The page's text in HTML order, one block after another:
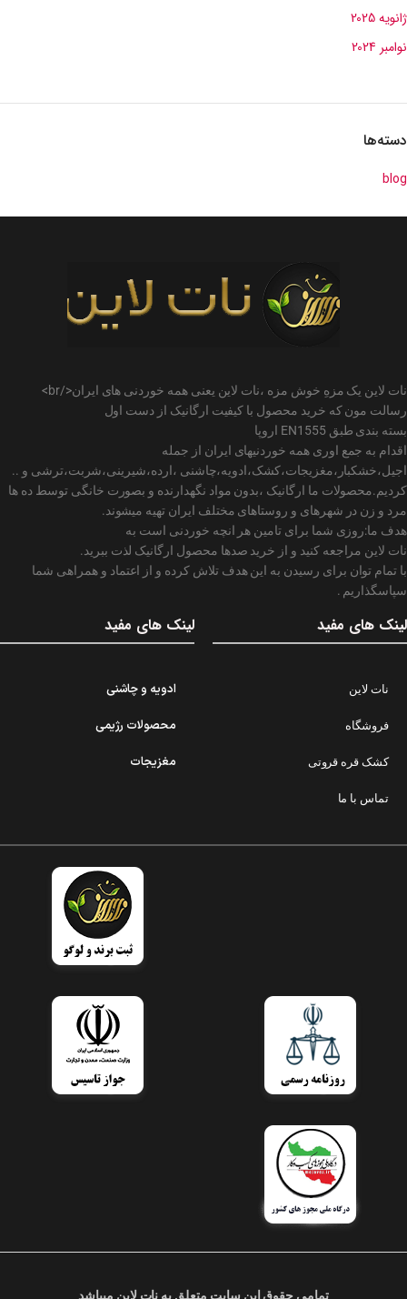
ژانویه 2025
نوامبر 2024
دسته‌ها
blog
نات لاین یک مزهِ خوش مزه ،نات لاین یعنی همه خوردنی های ایران</br>
رسالت مون که خرید محصول با کیفیت ارگانیک از دست اول
بسته بندی طبق EN1555 اروپا
اقدام به جمع اوری همه خوردنیهای ایران از جمله
اجیل،خشکبار،مغزیجات،کشک،ادویه،چاشنی ،ارده،شیرینی،شربت،ترشی و ..
کردیم.محصولات ما ارگانیک ،بدون مواد نگهدارنده و بصورت خانگی توسط ده ها
مرد و زن در شهرهای و روستاهای مختلف ایران تهیه میشوند.
هدف ما:روزی شما برای تامین هر انچه خوردنی است به
نات لاین مراجعه کنید و از خرید صدها محصول ارگانیک لذت ببرید.
با تمام توان برای رسیدن به این هدف تلاش کرده و از اعتماد و همراهی شما
سپاسگذاریم .
لینک های مفید
نات لاین
فروشگاه
کشک قره قروتی
تماس با ما
لینک های مفید
ادویه و چاشنی
محصولات رژیمی
مغزیجات
تمامی حقوق این سایت متعلق به نات لاین میباشد